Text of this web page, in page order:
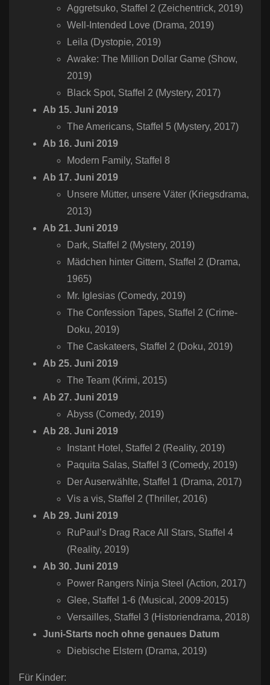
Aggretsuko​, Staffel 2 (Zeichentrick, 2019)
Well-Intended Love​ (Drama, 2019)
Leila​ (Dystopie, 2019)
Awake: The Million Dollar Game​ (Show,
2019)
Black Spot​, Staffel 2 (Mystery, 2017)
Ab 15. Juni 2019
The Americans, Staffel 5 (Mystery, 2017)
Ab 16. Juni 2019
Modern Family​, Staffel 8
Ab 17. Juni 2019
Unsere Mütter, unsere Väter​ (Kriegsdrama,
2013)
Ab 21. Juni 2019
Dark​, Staffel 2 (Mystery, 2019)
Mädchen hinter Gittern​, Staffel 2 (Drama,
1965)
Mr. Iglesias​ (Comedy, 2019)
The Confession Tapes​, Staffel 2 (Crime-
Doku, 2019)
The Caskateers​, Staffel 2 (Doku, 2019)
Ab 25. Juni 2019
The Team (Krimi, 2015)
Ab 27. Juni 2019
Abyss​ (Comedy, 2019)
Ab 28. Juni 2019
Instant Hotel​, Staffel 2 (Reality, 2019)
Paquita Salas​, Staffel 3 (Comedy, 2019)
Der Auserwählte​, Staffel 1 (Drama, 2017)
Vis a vis​, Staffel 2 (Thriller, 2016)
Ab 29. Juni 2019
RuPaul’s Drag Race All Stars​, Staffel 4
(Reality, 2019)
Ab 30. Juni 2019
Power Rangers Ninja Steel​ (Action, 2017)
Glee​, Staffel 1-6 (Musical, 2009-2015)
Versailles, Staffel 3 (Historiendrama, 2018)
Juni-Starts noch ohne genaues Datum
Diebische Elstern​ (Drama, 2019)
Für Kinder: